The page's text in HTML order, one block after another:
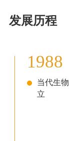
发展历程
1988
当代生
立